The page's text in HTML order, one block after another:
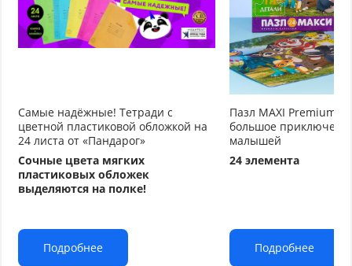
Самые надёжные! Тетради с
цветной пластиковой обложкой на
24 листа от «Пандарог»
Сочные цвета мягких
пластиковых обложек
выделяются на полке!
Подробнее
Пазл MAXI Premium
большое
малышей
24 элемента
Подробнее